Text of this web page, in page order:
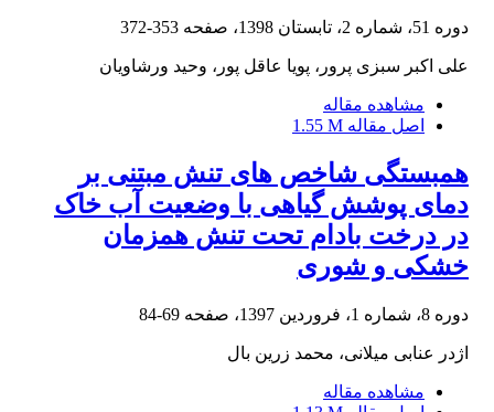
دوره 51، شماره 2، تابستان 1398، صفحه 353-372
علی اکبر سبزی پرور، پویا عاقل پور، وحید ورشاویان
مشاهده مقاله
اصل مقاله 1.55 M
همبستگی شاخص های تنش مبتنی بر
دمای پوشش گیاهی با وضعیت آب خاک
در درخت بادام تحت تنش همزمان
خشکی و شوری
دوره 8، شماره 1، فروردین 1397، صفحه 69-84
اژدر عنابی میلانی، محمد زرین بال
مشاهده مقاله